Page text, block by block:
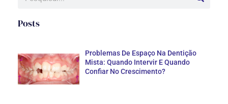
Posts
Problemas De Espaço Na Dentição
Mista: Quando Intervir E Quando
Confiar No Crescimento?